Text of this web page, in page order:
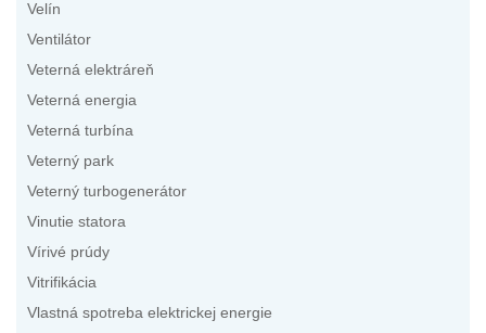
Velín
Ventilátor
Veterná elektráreň
Veterná energia
Veterná turbína
Veterný park
Veterný turbogenerátor
Vinutie statora
Vírivé prúdy
Vitrifikácia
Vlastná spotreba elektrickej energie